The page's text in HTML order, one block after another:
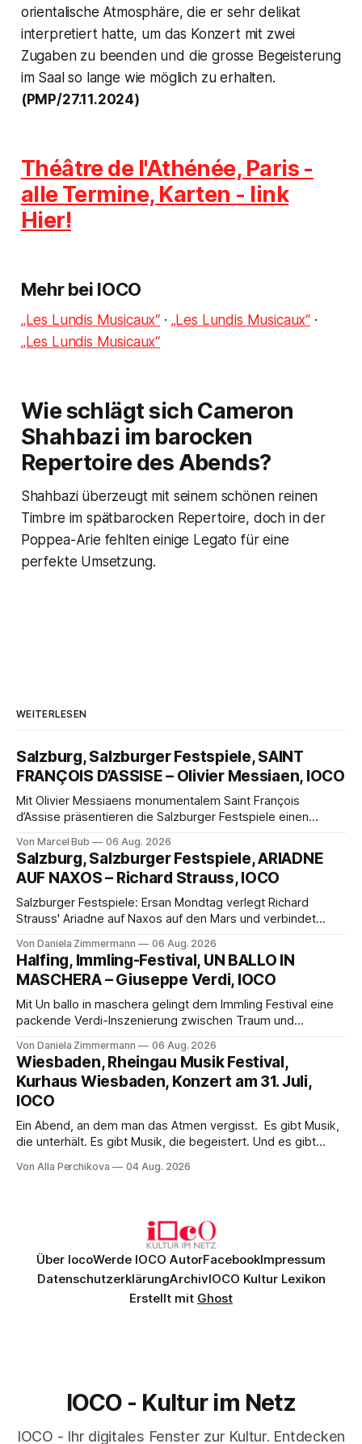
orientalische Atmosphäre, die er sehr delikat
interpretiert hatte, um das Konzert mit zwei
Zugaben zu beenden und die grosse Begeisterung
im Saal so lange wie möglich zu erhalten.
(PMP/27.11.2024)
Théâtre de l'Athénée, Paris -
alle Termine, Karten - link
Hier!
Mehr bei IOCO
„Les Lundis Musicaux“ · „Les Lundis Musicaux“ ·
„Les Lundis Musicaux“
Wie schlägt sich Cameron
Shahbazi im barocken
Repertoire des Abends?
Shahbazi überzeugt mit seinem schönen reinen
Timbre im spätbarocken Repertoire, doch in der
Poppea-Arie fehlten einige Legato für eine
perfekte Umsetzung.
WEITERLESEN
Salzburg, Salzburger Festspiele, SAINT
FRANÇOIS D’ASSISE – Olivier Messiaen, IOCO
Mit Olivier Messiaens monumentalem Saint François
d’Assise präsentieren die Salzburger Festspiele einen
eine bildgewaltige Inszenierung, Maxime Pascal entfaltet
die komplexe Partitur eindrucksvoll, Philippe Sly berührt als
Franziskus.
Von Marcel Bub 06 Aug. 2026
Salzburg, Salzburger Festspiele, ARIADNE
AUF NAXOS – Richard Strauss, IOCO
Salzburger Festspiele: Ersan Mondtag verlegt Richard
Strauss' Ariadne auf Naxos auf den Mars und verbindet
Aufführung mit starken Solisten und den Wiener
Philharmonikern, szenisch bleibt der zweite Akt jedoch
hinter den Erwartungen zurück.
Von Daniela Zimmermann 06 Aug. 2026
Halfing, Immling-Festival, UN BALLO IN
MASCHERA – Giuseppe Verdi, IOCO
Mit Un ballo in maschera gelingt dem Immling Festival eine
packende Verdi-Inszenierung zwischen Traum und
psychologische Tiefe mit starken Bildern, getragen von
einem spielfreudigen Ensemble und einer musikalisch
überzeugenden Gesamtleistung.
Von Daniela Zimmermann 06 Aug. 2026
Wiesbaden, Rheingau Musik Festival,
Kurhaus Wiesbaden, Konzert am 31. Juli,
IOCO
Ein Abend, an dem man das Atmen vergisst. Es gibt Musik,
die unterhält. Es gibt Musik, die begeistert. Und es gibt
Genau so war der Abend im Kurhaus Wiesbaden, an dem
Von Alla Perchikova 04 Aug. 2026
Über IocoWerde IOCO AutorFacebookImpressum
DatenschutzerklärungArchivIOCO Kultur Lexikon
Erstellt mit Ghost
IOCO - Kultur im Netz
IOCO - Ihr digitales Fenster zur Kultur. Entdecken